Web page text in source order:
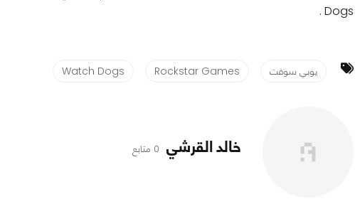
Dogs .
يوبي سوفت Rockstar Games
Watch Dogs
خالد القرشي 0 متابع